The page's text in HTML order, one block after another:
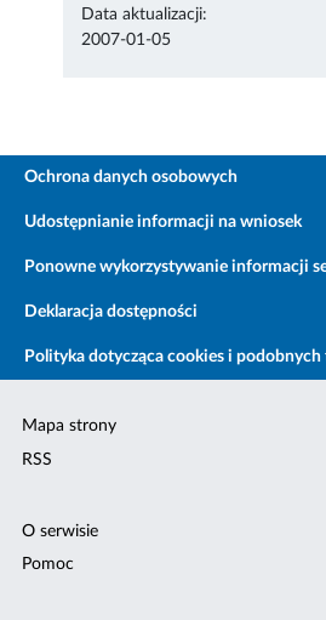
Data aktualizacji:
2007-01-05
Ochrona danych osobowych
Udostępnianie informacji na wniosek
Ponowne wykorzystywanie informacji
Deklaracja dostępności
Polityka dotycząca cookies i
Mapa strony
RSS
O serwisie
Pomoc